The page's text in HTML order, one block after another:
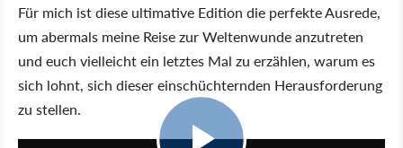
Für mich ist diese ultimative Edition die perfekte Ausrede,
um abermals meine Reise zur Weltenwunde anzutreten
und euch vielleicht ein letztes Mal zu erzählen, warum es
sich lohnt, sich dieser einschüchternden Herausforderung
zu stellen.